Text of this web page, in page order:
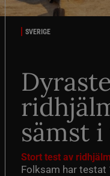
SVERIGE
Dyraste
sämst
Stort test av
Folksam har testat